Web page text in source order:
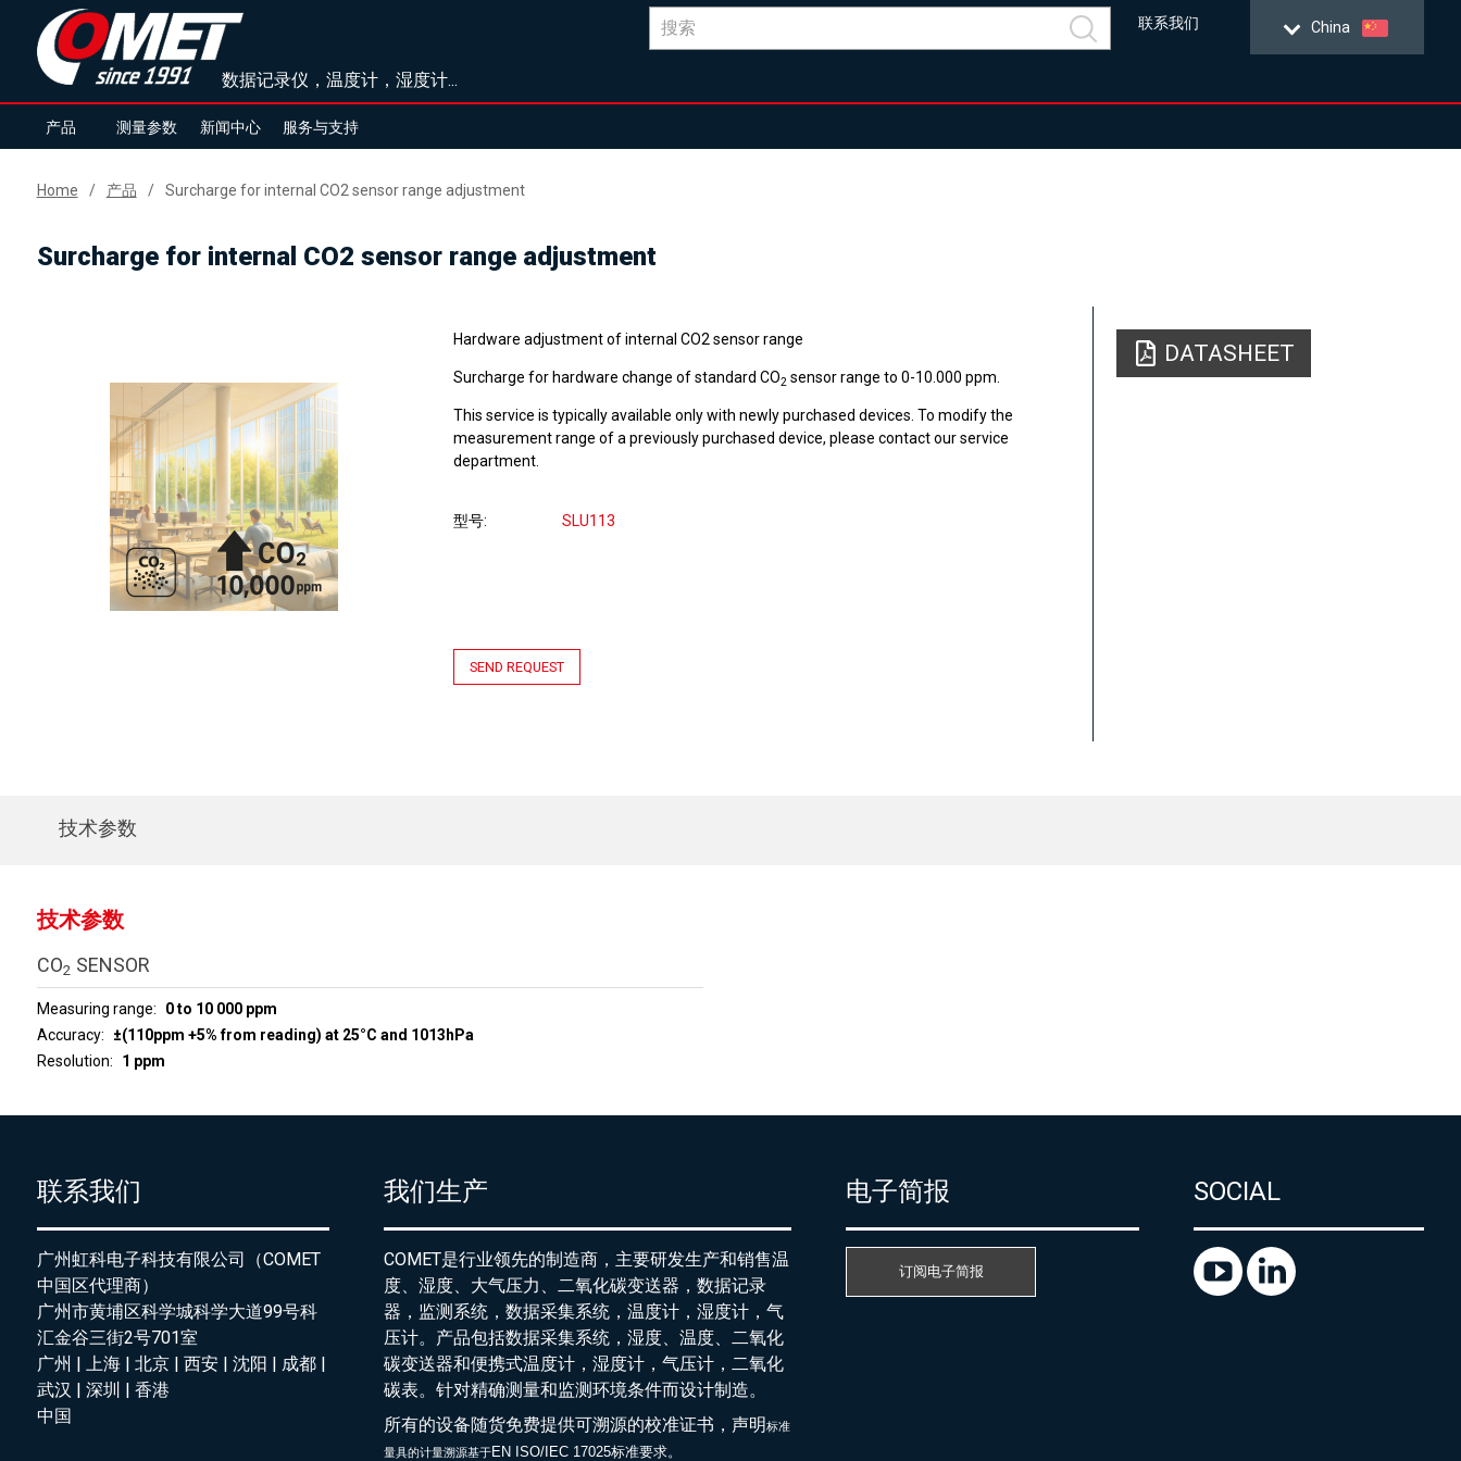
数据记录仪，温度计，湿度计...
China
联系我们
产品 测量参数 新闻中心 服务与支持
Home 产品 Surcharge for internal CO2 sensor range adjustment
Surcharge for internal CO2 sensor range adjustment
Hardware adjustment of internal CO2 sensor range
Surcharge for hardware change of standard CO2 sensor range to 0-10.000 ppm.
This service is typically available only with newly purchased devices. To modify the
measurement range of a previously purchased device, please contact our service
department.
型号 SLU113
SEND REQUEST
DATASHEET
技术参数
技术参数
CO2 SENSOR
Measuring range
0 to 10 000 ppm
Accuracy
±(110ppm +5% from reading) at 25°C and 1013hPa
Resolution
1 ppm
联系我们
广州虹科电子科技有限公司（COMET
中国区代理商）
广州市黄埔区科学城科学大道99号科
汇金谷三街2号701室
广州 | 上海 | 北京 | 西安 | 沈阳 | 成都 |
武汉 | 深圳 | 香港
中国
我们生产
COMET是行业领先的制造商，主要研发生产和销售温
度、湿度、大气压力、二氧化碳变送器，数据记录
器，监测系统，数据采集系统，温度计，湿度计，气
压计。产品包括数据采集系统，湿度、温度、二氧化
碳变送器和便携式温度计，湿度计，气压计，二氧化
碳表。针对精确测量和监测环境条件而设计制造。
所有的设备随货免费提供可溯源的校准证书，声明标准
量具的计量溯源基于EN ISO/IEC 17025标准要求。
电子简报
订阅电子简报
SOCIAL